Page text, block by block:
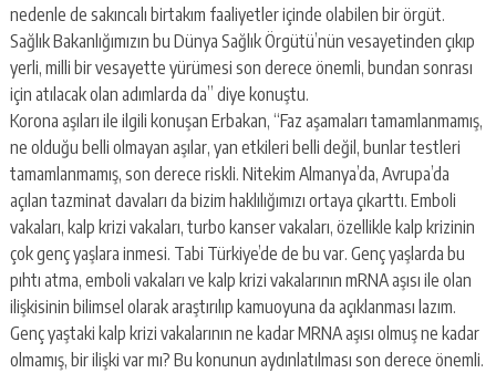
nedenle de sakıncalı birtakım faaliyetler içinde olabilen bir örgüt.
Sağlık Bakanlığımızın bu Dünya Sağlık Örgütü’nün vesayetinden çıkıp
yerli, milli bir vesayette yürümesi son derece önemli, bundan sonrası
için atılacak olan adımlarda da” diye konuştu.
Korona aşıları ile ilgili konuşan Erbakan, “Faz aşamaları tamamlanmamış,
ne olduğu belli olmayan aşılar, yan etkileri belli değil, bunlar testleri
tamamlanmamış, son derece riskli. Nitekim Almanya’da, Avrupa’da
açılan tazminat davaları da bizim haklılığımızı ortaya çıkarttı. Emboli
vakaları, kalp krizi vakaları, turbo kanser vakaları, özellikle kalp krizinin
çok genç yaşlara inmesi. Tabi Türkiye’de de bu var. Genç yaşlarda bu
pıhtı atma, emboli vakaları ve kalp krizi vakalarının mRNA aşısı ile olan
ilişkisinin bilimsel olarak araştırılıp kamuoyuna da açıklanması lazım.
Genç yaştaki kalp krizi vakalarının ne kadar MRNA aşısı olmuş ne kadar
olmamış, bir ilişki var mı? Bu konunun aydınlatılması son derece önemli.